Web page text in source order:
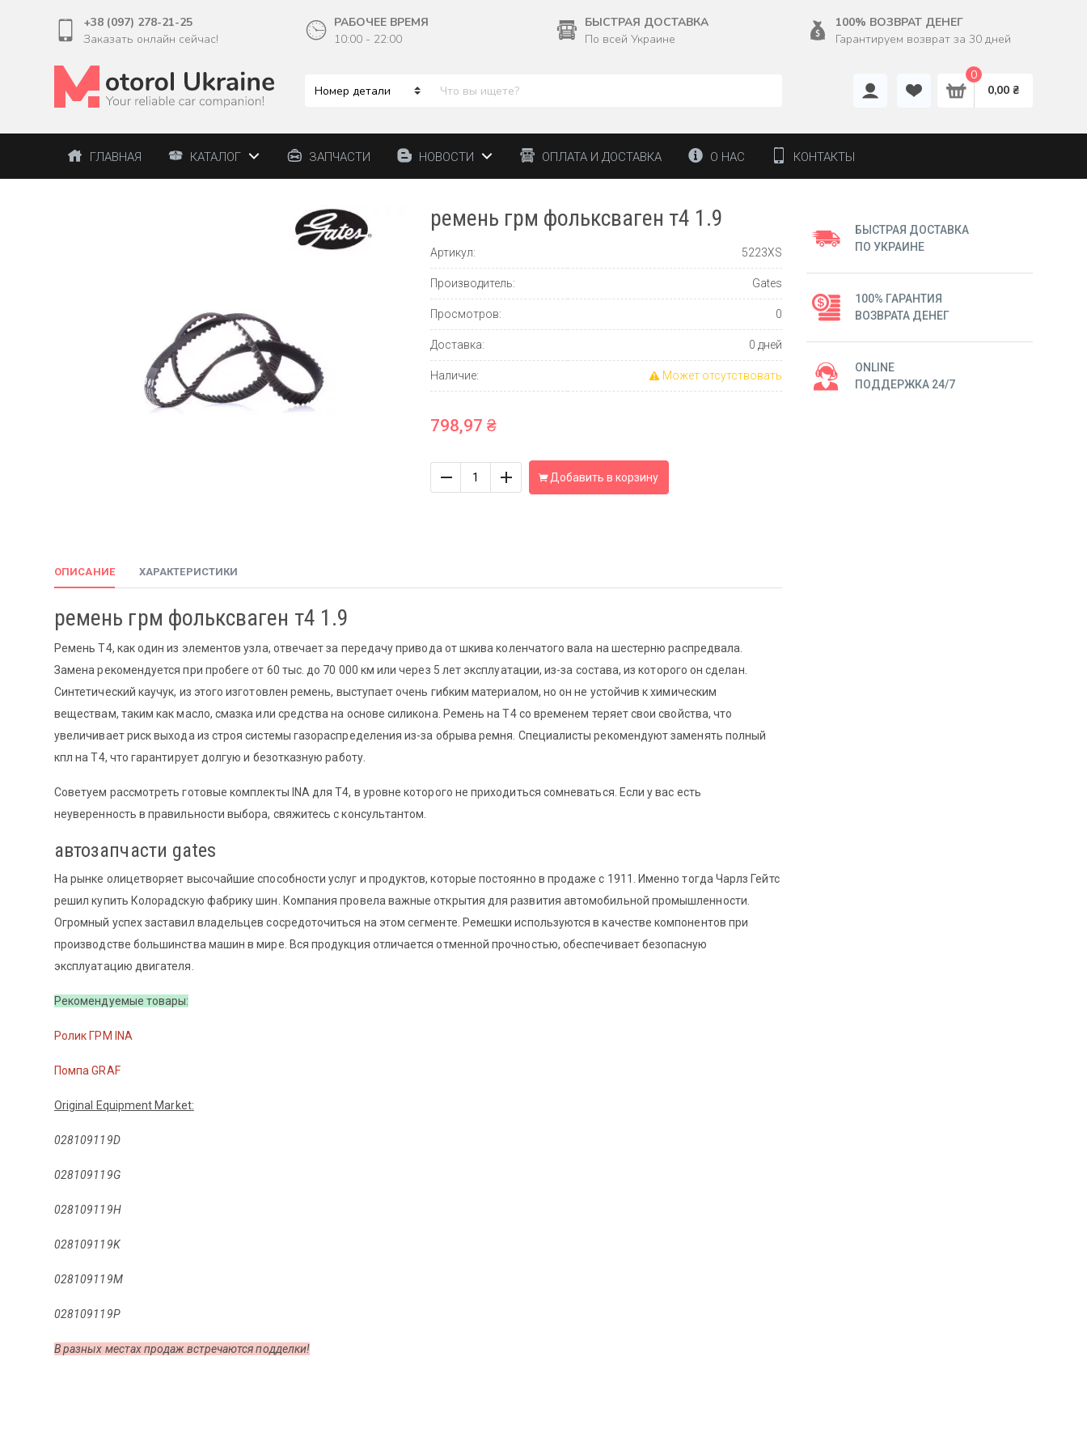
+38 (097) 278-21-25
Заказать онлайн сейчас!
РАБОЧЕЕ ВРЕМЯ
10:00 - 22:00
БЫСТРАЯ ДОСТАВКА
По всей Украине
100% ВОЗВРАТ ДЕНЕГ
Гарантируем возврат за 30 дней
0,00 ₴
0
ГЛАВНАЯ КАТАЛОГ ЗАПЧАСТИ НОВОСТИ ОПЛАТА И ДОСТАВКА О НАС КОНТАКТЫ
ремень грм фольксваген т4 1.9
Артикул: 5223XS
Производитель: Gates
Просмотров: 0
Доставка: 0 дней
Наличие: Может отсутствовать
798,97 ₴
Добавить в корзину
ОПИСАНИЕ ХАРАКТЕРИСТИКИ
ремень грм фольксваген т4 1.9
Ремень Т4, как один из элементов узла, отвечает за передачу привода от шкива коленчатого вала на шестерню распредвала.
Замена рекомендуется при пробеге от 60 тыс. до 70 000 км или через 5 лет эксплуатации, из-за состава, из которого он сделан.
Синтетический каучук, из этого изготовлен ремень, выступает очень гибким материалом, но он не устойчив к химическим
веществам, таким как масло, смазка или средства на основе силикона. Ремень на Т4 со временем теряет свои свойства, что
увеличивает риск выхода из строя системы газораспределения из-за обрыва ремня. Специалисты рекомендуют заменять полный
кпл на Т4, что гарантирует долгую и безотказную работу.
Советуем рассмотреть готовые комплекты INA для Т4, в уровне которого не приходиться сомневаться. Если у вас есть
неуверенность в правильности выбора, свяжитесь с консультантом.
автозапчасти gates
На рынке олицетворяет высочайшие способности услуг и продуктов, которые постоянно в продаже с 1911. Именно тогда Чарлз Гейтс
решил купить Колорадскую фабрику шин. Компания провела важные открытия для развития автомобильной промышленности.
Огромный успех заставил владельцев сосредоточиться на этом сегменте. Ремешки используются в качестве компонентов при
производстве большинства машин в мире. Вся продукция отличается отменной прочностью, обеспечивает безопасную
эксплуатацию двигателя.
Рекомендуемые товары:
Ролик ГРМ INA
Помпа GRAF
Original Equipment Market:
028109119D
028109119G
028109119H
028109119K
028109119M
028109119P
B разных местах продаж встречаются подделки!
БЫСТРАЯ ДОСТАВКА
ПО УКРАИНЕ
100% ГАРАНТИЯ
ВОЗВРАТА ДЕНЕГ
ONLINE
ПОДДЕРЖКА 24/7